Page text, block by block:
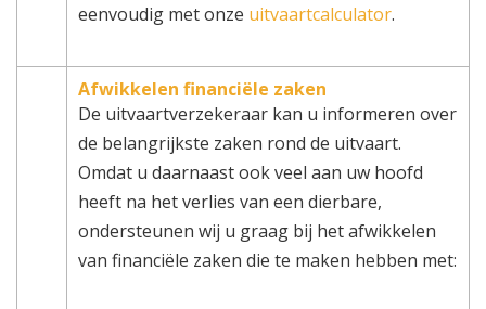
eenvoudig met onze uitvaartcalculator.
Afwikkelen financiële zaken
De uitvaartverzekeraar kan u informeren over
de belangrijkste zaken rond de uitvaart.
Omdat u daarnaast ook veel aan uw hoofd
heeft na het verlies van een dierbare,
ondersteunen wij u graag bij het afwikkelen
van financiële zaken die te maken hebben met: